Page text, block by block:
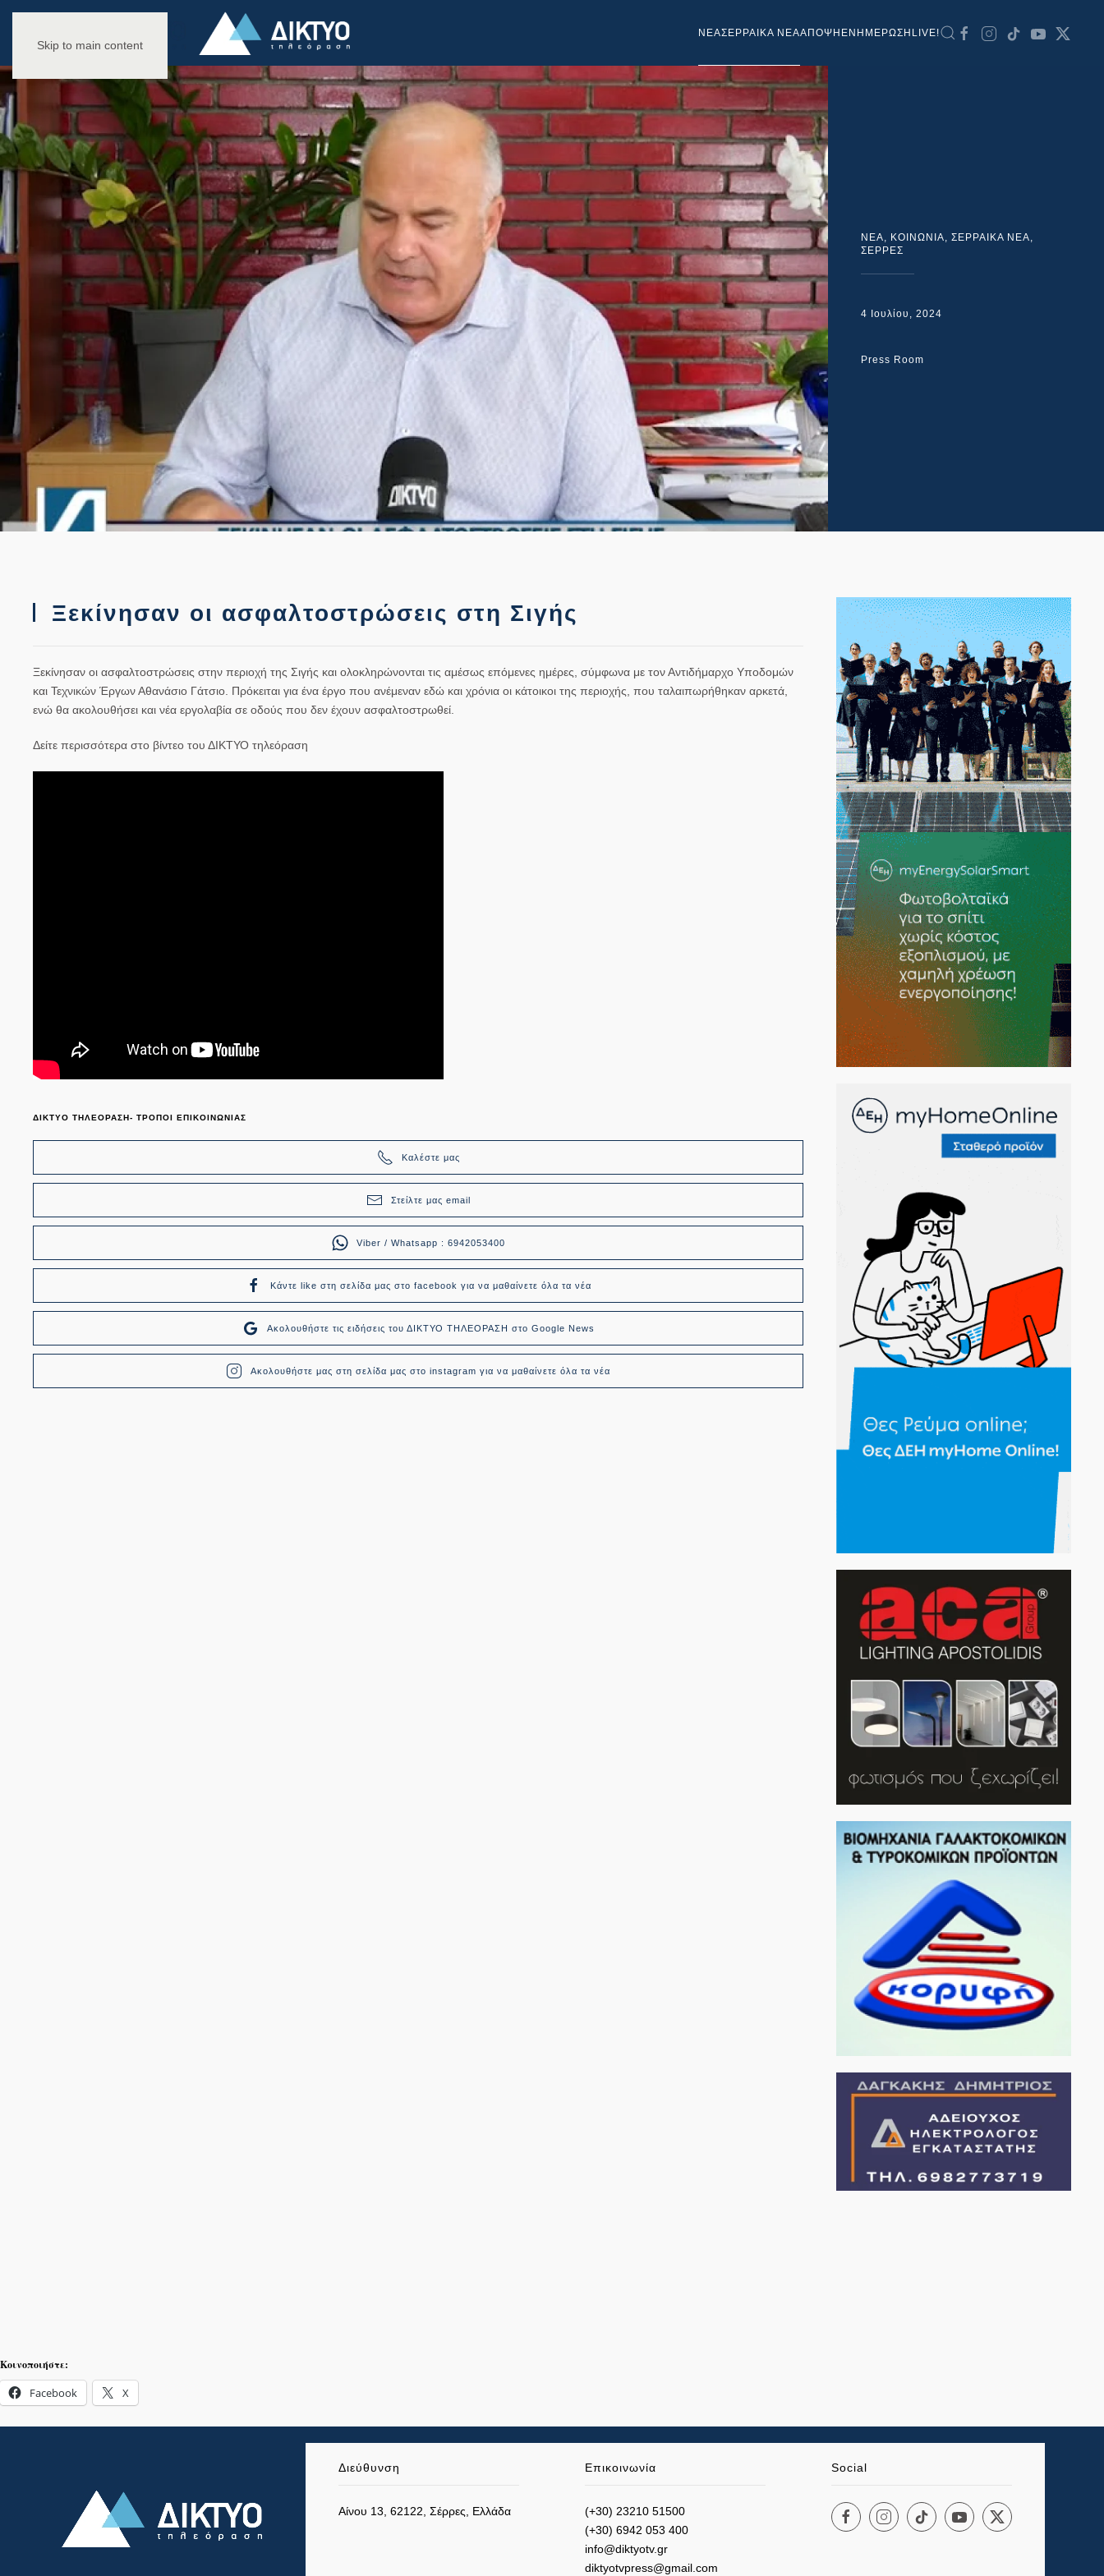
Skip to main content
NEAΣΕΡΡΑΙΚΑ ΝΕΑΑΠΟΨΗ ΕΝΗΜΕΡΩΣΗ LIVE!
NEA, ΚΟΙΝΩΝΙΑ, ΣΕΡΡΑΙΚΑ ΝΕΑ,
ΣΕΡΡΕΣ
4 Ιουλίου, 2024
Press Room
Ξεκίνησαν οι ασφαλτοστρώσεις στη Σιγής
Ξεκίνησαν οι ασφαλτοστρώσεις στην περιοχή της Σιγής και ολοκληρώνονται τις αμέσως επόμενες ημέρες, σύμφωνα με τον Αντιδήμαρχο Υποδομών
και Τεχνικών Έργων Αθανάσιο Γάτσιο. Πρόκειται για ένα έργο που ανέμεναν εδώ και χρόνια οι κάτοικοι της περιοχής, που ταλαιπωρήθηκαν αρκετά,
ενώ θα ακολουθήσει και νέα εργολαβία σε οδούς που δεν έχουν ασφαλτοστρωθεί.
Δείτε περισσότερα στο βίντεο του ΔΙΚΤΥΟ τηλεόραση
ΔΙΚΤΥΟ ΤΗΛΕΟΡΑΣΗ- ΤΡΟΠΟΙ ΕΠΙΚΟΙΝΩΝΙΑΣ
Καλέστε μας
Στείλτε μας email
Viber / Whatsapp : 6942053400
Κάντε like στη σελίδα μας στο facebook για να μαθαίνετε όλα τα νέα
Ακολουθήστε τις ειδήσεις του ΔΙΚΤΥΟ ΤΗΛΕΟΡΑΣΗ στο Google News
Ακολουθήστε μας στη σελίδα μας στο instagram για να μαθαίνετε όλα τα νέα
Κοινοποιήστε:
Facebook X
Διεύθυνση
Αίνου 13, 62122, Σέρρες, Ελλάδα
Επικοινωνία
(+30) 23210 51500
(+30) 6942 053 400
info@diktyotv.gr
diktyotvpress@gmail.com
Social